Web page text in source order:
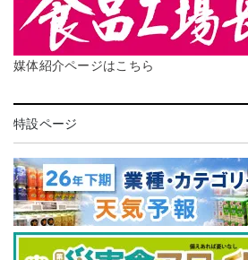
媒体紹介ページはこちら
特設ページ